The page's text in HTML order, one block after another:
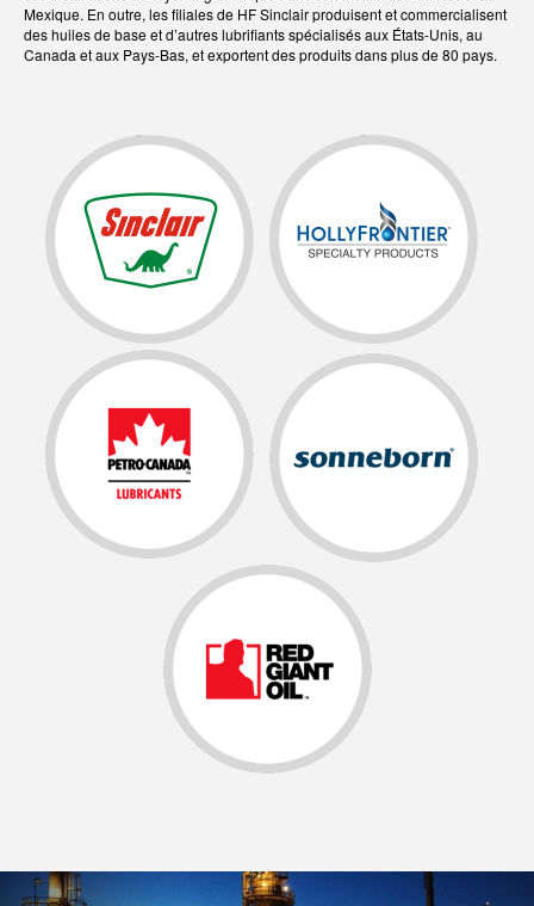
Mexique. En outre, les filiales de HF Sinclair produisent et commercialisent
des huiles de base et d’autres lubrifiants spécialisés aux États-Unis, au
Canada et aux Pays-Bas, et exportent des produits dans plus de 80 pays.